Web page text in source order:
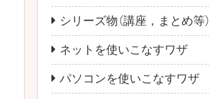
シリーズ物（講座，まとめ等）
ネットを使いこなすワザ
パソコンを使いこなすワザ